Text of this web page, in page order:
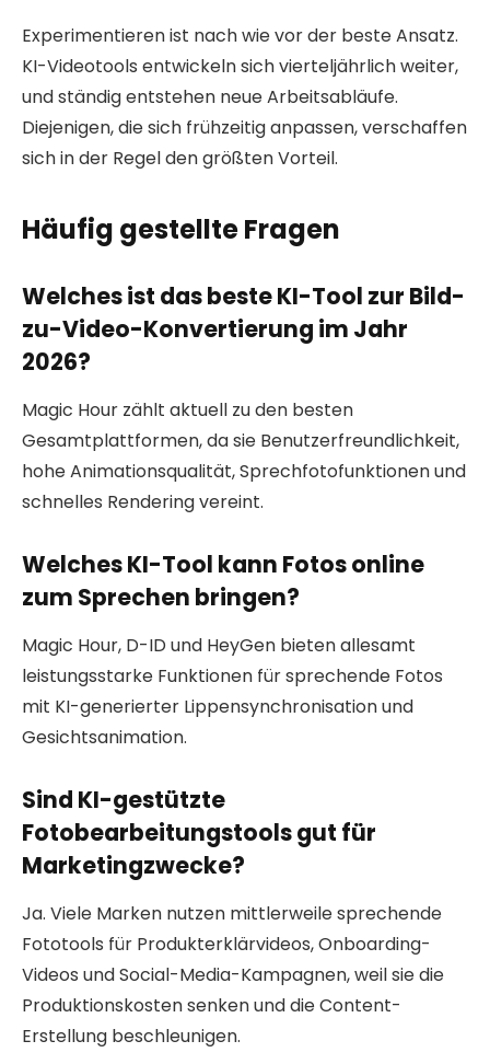
Experimentieren ist nach wie vor der beste Ansatz.
KI-Videotools entwickeln sich vierteljährlich weiter,
und ständig entstehen neue Arbeitsabläufe.
Diejenigen, die sich frühzeitig anpassen, verschaffen
sich in der Regel den größten Vorteil.
Häufig gestellte Fragen
Welches ist das beste KI-Tool zur Bild-
zu-Video-Konvertierung im Jahr
2026?
Magic Hour zählt aktuell zu den besten
Gesamtplattformen, da sie Benutzerfreundlichkeit,
hohe Animationsqualität, Sprechfotofunktionen und
schnelles Rendering vereint.
Welches KI-Tool kann Fotos online
zum Sprechen bringen?
Magic Hour, D-ID und HeyGen bieten allesamt
leistungsstarke Funktionen für sprechende Fotos
mit KI-generierter Lippensynchronisation und
Gesichtsanimation.
Sind KI-gestützte
Fotobearbeitungstools gut für
Marketingzwecke?
Ja. Viele Marken nutzen mittlerweile sprechende
Fototools für Produkterklärvideos, Onboarding-
Videos und Social-Media-Kampagnen, weil sie die
Produktionskosten senken und die Content-
Erstellung beschleunigen.